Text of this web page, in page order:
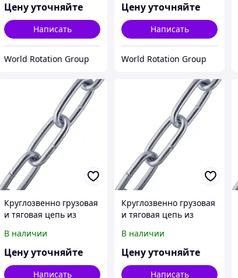
Шаг(mm):92 ГОСТ 2319-
Цену уточняйте
Написать
World Rotation Group
Шаг(mm):101 ГОСТ
2319-81
Цену уточняйте
Написать
World Rotation Group
Круглозвенно грузовая
и тяговая цепь из
(длиннозв.) d(mm):6
Шаг(mm):22 ГОСТ 2319-
81
В наличии
Цену уточняйте
Написать
Круглозвенно грузовая
и тяговая цепь из
(длиннозв.) d(mm):8
Шаг(mm):28 ГОСТ 2319-
81
В наличии
Цену уточняйте
Написать